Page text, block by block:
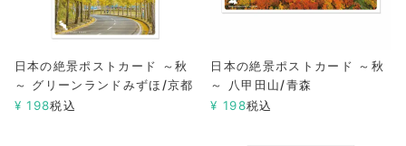
日本の絶景ポストカード ～秋
～ グリーンランドみずほ/京都
¥ 198税込
日本の絶景ポストカード ～秋
～ 八甲田山/青森
¥ 198税込